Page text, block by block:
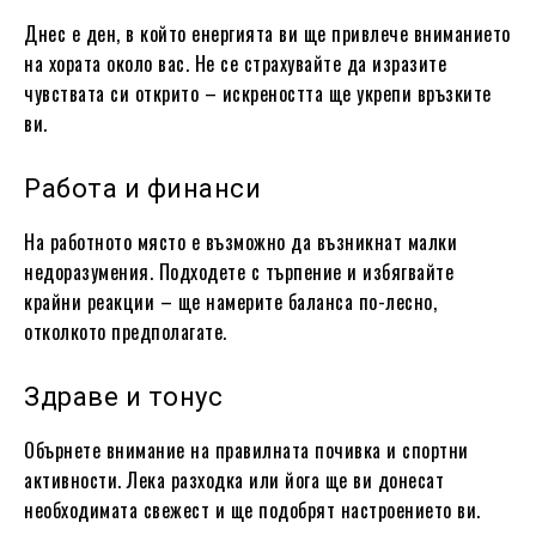
Днес е ден, в който енергията ви ще привлече вниманието
на хората около вас. Не се страхувайте да изразите
чувствата си открито – искреността ще укрепи връзките
ви.
Работа и финанси
На работното място е възможно да възникнат малки
недоразумения. Подходете с търпение и избягвайте
крайни реакции – ще намерите баланса по-лесно,
отколкото предполагате.
Здраве и тонус
Обърнете внимание на правилната почивка и спортни
активности. Лека разходка или йога ще ви донесат
необходимата свежест и ще подобрят настроението ви.